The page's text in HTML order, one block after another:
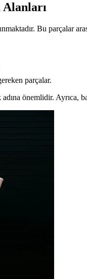
Bu parçalar
parçalar.
önemlidir.